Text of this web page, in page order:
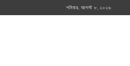
to
শনিবার, আগস্ট ৮, ২০২৬